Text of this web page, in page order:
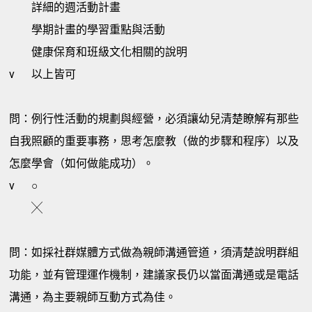
詳細的週活動計畫
學期計畫的學習重點與活動
健康保育和班級文化相關的說明
v
以上皆可
問：例行性活動的規劃與經營，必須讓幼兒清楚瞭解有那些
自我照顧的重要事務，思考怎麼教（做的步驟和程序）以及
怎麼學會（如何做能成功）。
v
○
╳
問：如採社群媒體方式做為親師溝通管道，須清楚說明群組
功能，並有管理運作機制，建議家長仍以當面溝通或是電話
溝通，為主要親師互動方式為佳。